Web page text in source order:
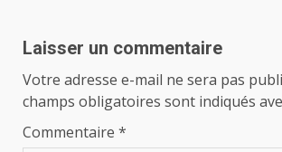
Laisser un commentaire
Votre adresse e-mail ne sera pas
champs obligatoires sont indiqués
Commentaire *